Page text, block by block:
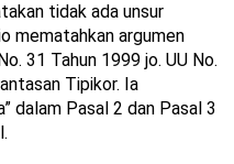
tidak ada unsur
mematahkan argumen
31 Tahun 1999 jo. UU No.
Tipikor. Ia
dalam Pasal 2 dan Pasal 3